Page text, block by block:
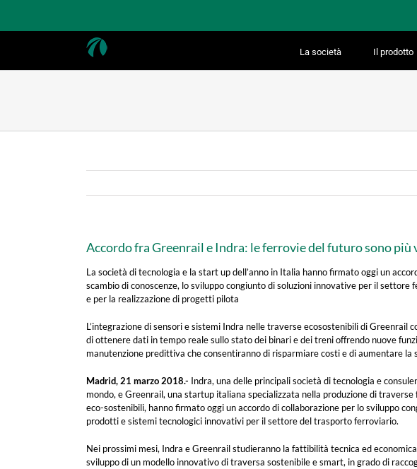
contenuto
La società Il prodotto
Accordo fra Greenrail e Indra: le ferrovie del futuro sono più
La società di tecnologia e la start up dell’anno in Italia hanno firmato oggi un
scambio di conoscenze, lo sviluppo congiunto di soluzioni innovative per il settore
e per la realizzazione di progetti pilota
L’integrazione di sensori e sistemi Indra nelle traverse ecosostenibili di Greenrail
di ottenere dati in tempo reale sullo stato dei binari e dei treni offrendo nuove
manutenzione predittiva che consentiranno di risparmiare costi e di aumentare la
Madrid, 21 marzo 2018.- Indra, una delle principali società di tecnologia e
mondo, e Greenrail, una startup italiana specializzata nella produzione di
eco-sostenibili, hanno firmato oggi un accordo di collaborazione per lo sviluppo
prodotti e sistemi tecnologici innovativi per il settore del trasporto ferroviario.
Nei prossimi mesi, Indra e Greenrail studieranno la fattibilità tecnica ed
sviluppo di un modello innovativo di traversa sostenibile e smart, in grado di